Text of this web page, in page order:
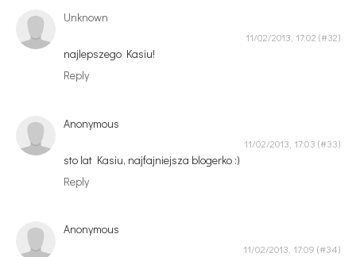
Unknown
11/02/2013, 17:02
najlepszego Kasiu!
Reply
Anonymous
11/02/2013, 17:03
sto lat Kasiu, najfajniejsza blogerko :)
Reply
Anonymous
11/02/2013, 17:09